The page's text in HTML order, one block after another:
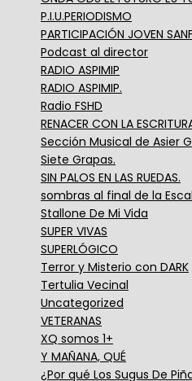
P.I.U.PERIODISMO
PARTICIPACIÓN JOVEN
Podcast al director
RADIO ASPIMIP
RADIO ASPIMIP.
Radio FSHD
RENACER CON LA
Sección Musical de Asier
Siete Grapas.
SIN PALOS EN LAS RUEDAS.
sombras al final de la
Stallone De Mi Vida
SUPER VIVAS
SUPERLÓGICO
Terror y Misterio con DARK
Tertulia Vecinal
Uncategorized
VETERANAS
XQ somos 1+
Y MAÑANA, QUÉ
¿Por qué Los Sugus De